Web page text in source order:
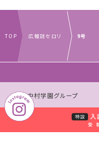
TOP 広報誌セロリ 9号
中村学園グループ
取材のお申し込みについて